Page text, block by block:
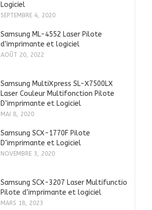
Logiciel
SEPTEMBRE 4, 2020
Samsung ML-4552 Laser Pilote
d’imprimante et logiciel
AOÛT 20, 2022
Samsung MultiXpress SL-X7500LX
Laser Couleur Multifonction Pilote
D’imprimante et Logiciel
MAI 8, 2020
Samsung SCX-1770F Pilote
D’imprimante et Logiciel
NOVEMBRE 3, 2020
Samsung SCX-3207 Laser Multifunctio
Pilote d’imprimante et logiciel
MARS 18, 2023